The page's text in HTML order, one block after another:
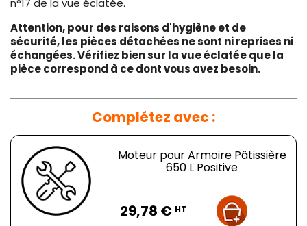
n°17 de la vue éclatée.
Attention, pour des raisons d'hygiène et de
sécurité, les pièces détachées ne sont ni reprises ni
échangées. Vérifiez bien sur la vue éclatée que la
pièce correspond à ce dont vous avez besoin.
Complétez avec :
Moteur pour Armoire Pâtissière
650 L Positive
29,78 € HT